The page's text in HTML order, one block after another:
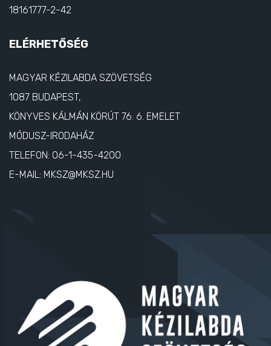
18161777-2-42
ELÉRHETŐSÉG
MAGYAR KÉZILABDA SZÖVETSÉG
1087 BUDAPEST,
KÖNYVES KÁLMÁN KÖRÚT 76. 6. EMELET
MÓDUSZ-IRODAHÁZ
TELEFON: 06-1-435-4200
E-MAIL: MKSZ@MKSZ.HU